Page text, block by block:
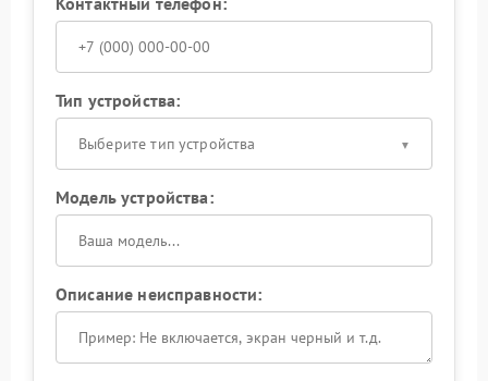
Тип устройства:
Выберите тип устройства
Модель устройства:
Описание неисправности: